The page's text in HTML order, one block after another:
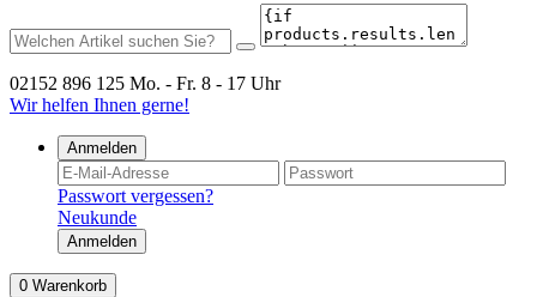
02152 896 125 Mo. - Fr. 8 - 17 Uhr
Wir helfen Ihnen gerne!
Anmelden
Passwort vergessen?
Neukunde
Anmelden
0 Warenkorb